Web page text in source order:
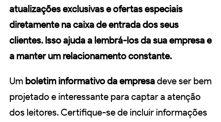
atualizaçõesexclusivas eofertasespeciais
diretamente na caixa de entrada dos seus
clientes. Isso ajuda a lembrá-los da sua empresa e
a manter um relacionamento constante.
Um boletim informativo da empresadeve ser bem
projetado e interessante para captar a atenção
dos leitores. Certifique-se de incluir informações